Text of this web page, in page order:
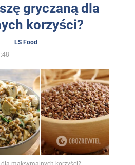
gryczaną dla
korzyści?
LS Food